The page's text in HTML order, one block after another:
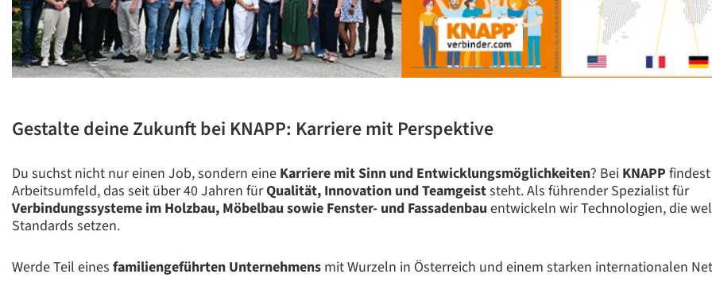
Gestalte deine Zukunft bei KNAPP: Karriere mit Perspektive
Du suchst nicht nur einen Job, sondern eine Karriere mit Sinn und Entwicklungsmöglichkeiten? Bei KNAPP
Arbeitsumfeld, das seit über 40 Jahren fürQualität, Innovation und Teamgeiststeht. Als führender Spezialist für
Verbindungssysteme im Holzbau, Möbelbau sowie Fenster- und Fassadenbau entwickeln wir Technologien, die
Standards setzen.
Werde Teil eines familiengeführten Unternehmens mit Wurzeln in Österreich und einem starken internationalen